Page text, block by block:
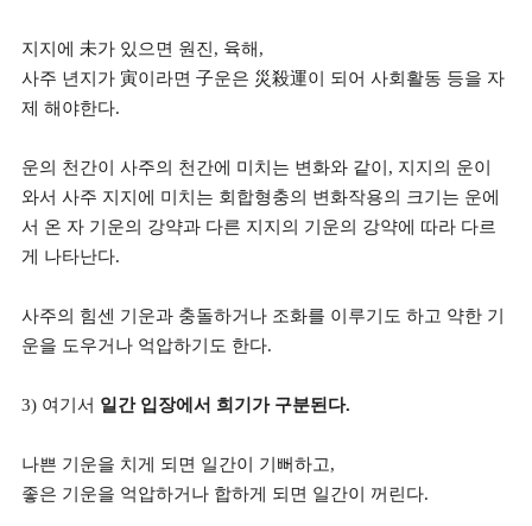
지지에 未가 있으면 원진, 육해,
사주 년지가 寅이라면 子운은 災殺運이 되어 사회활동 등을 자
제 해야한다.
운의 천간이 사주의 천간에 미치는 변화와 같이, 지지의 운이
와서 사주 지지에 미치는 회합형충의 변화작용의 크기는 운에
서 온 자 기운의 강약과 다른 지지의 기운의 강약에 따라 다르
게 나타난다.
사주의 힘센 기운과 충돌하거나 조화를 이루기도 하고 약한 기
운을 도우거나 억압하기도 한다.
3) 여기서 일간 입장에서 희기가 구분된다.
나쁜 기운을 치게 되면 일간이 기뻐하고,
좋은 기운을 억압하거나 합하게 되면 일간이 꺼린다.